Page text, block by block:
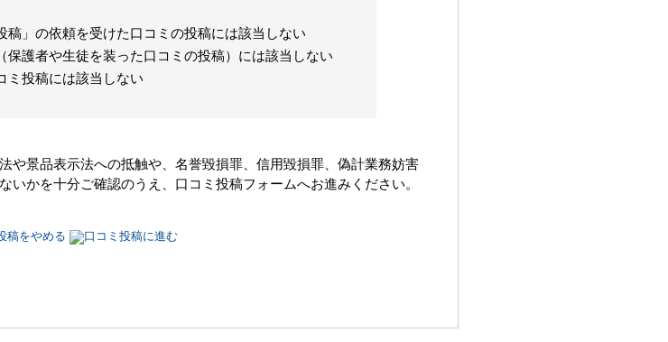
稿」の依頼を受けた口コミの投稿には該当しない
保護者や生徒を装った口コミの投稿）には該当しない
ミ投稿には該当しない
や景品表示法への抵触や、名誉毀損罪、信用毀損罪、偽計業務妨害
かを十分ご確認のうえ、口コミ投稿フォームへお進みください。